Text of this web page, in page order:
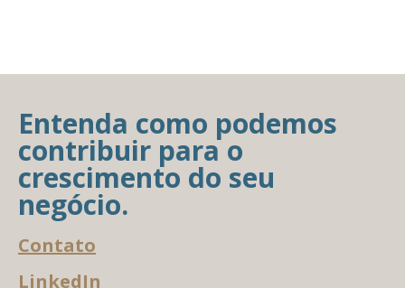
Entenda como podemos
contribuir para o
crescimento do seu
negócio.
Contato
LinkedIn